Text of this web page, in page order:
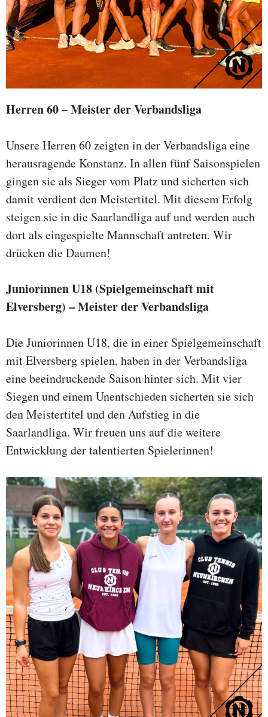
Herren 60 – Meister der Verbandsliga
Unsere Herren 60 zeigten in der Verbandsliga eine
herausragende Konstanz. In allen fünf Saisonspielen
gingen sie als Sieger vom Platz und sicherten sich
damit verdient den Meistertitel. Mit diesem Erfolg
steigen sie in die Saarlandliga auf und werden auch
dort als eingespielte Mannschaft antreten. Wir
drücken die Daumen!
Juniorinnen U18 (Spielgemeinschaft mit
Elversberg) – Meister der Verbandsliga
Die Juniorinnen U18, die in einer Spielgemeinschaft
mit Elversberg spielen, haben in der Verbandsliga
eine beeindruckende Saison hinter sich. Mit vier
Siegen und einem Unentschieden sicherten sie sich
den Meistertitel und den Aufstieg in die
Saarlandliga. Wir freuen uns auf die weitere
Entwicklung der talentierten Spielerinnen!